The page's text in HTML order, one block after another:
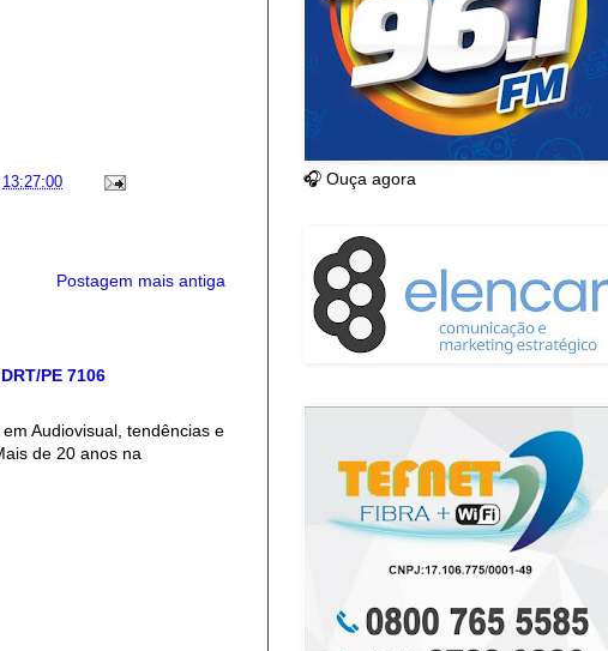
13:27:00
Postagem mais antiga
PE 7106
Audiovisual, tendências e
de 20 anos na
🎧 Ouça agora